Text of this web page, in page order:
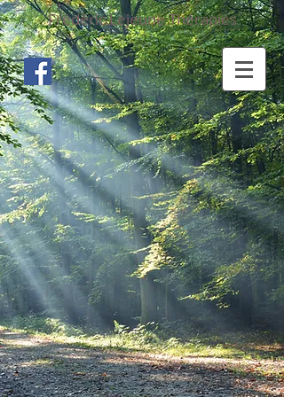
Frédéric Lejeune Thérapies